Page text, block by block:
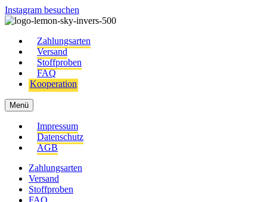
Instagram besuchen
Zahlungsarten
Versand
Stoffproben
FAQ
Kooperation
Menü
Impressum
Datenschutz
AGB
Zahlungsarten
Versand
Stoffproben
FAQ